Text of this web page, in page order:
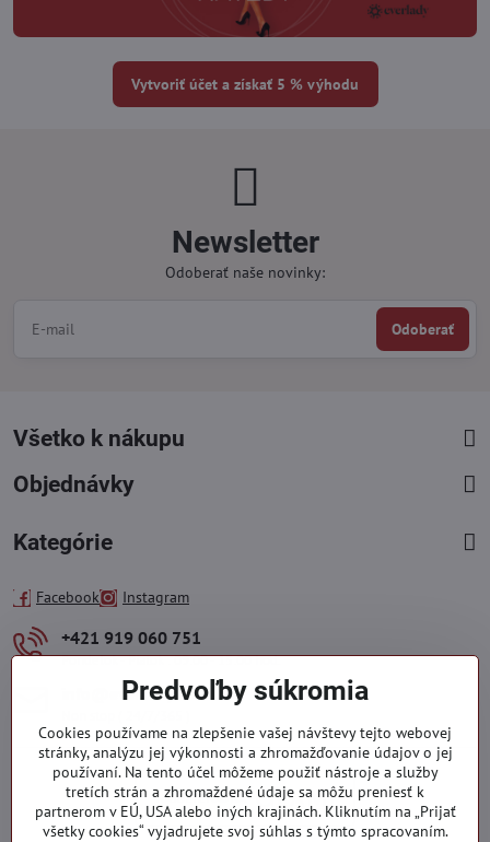
Vytvoriť účet a získať 5 % výhodu
Newsletter
Odoberať naše novinky:
Odoberať
Všetko k nákupu
Objednávky
Kategórie
Facebook Instagram
+421 919 060 751
Pondelok - Piatok : 09:00 - 15:00 hod.
info​@everlady​.eu
Predvoľby súkromia
Cookies používame na zlepšenie vašej návštevy tejto webovej
stránky, analýzu jej výkonnosti a zhromažďovanie údajov o jej
používaní. Na tento účel môžeme použiť nástroje a služby
tretích strán a zhromaždené údaje sa môžu preniesť k
partnerom v EÚ, USA alebo iných krajinách. Kliknutím na „Prijať
všetky cookies“ vyjadrujete svoj súhlas s týmto spracovaním.